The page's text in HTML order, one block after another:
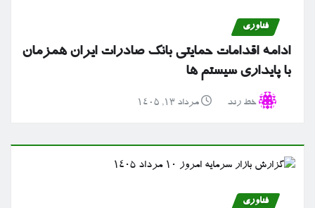
فناوری
ادامه اقدامات حمایتی بانک صادرات ایران همزمان
با پایداری سیستم ها
خط رند مرداد ۱۳, ۱۴۰۵
فناوری